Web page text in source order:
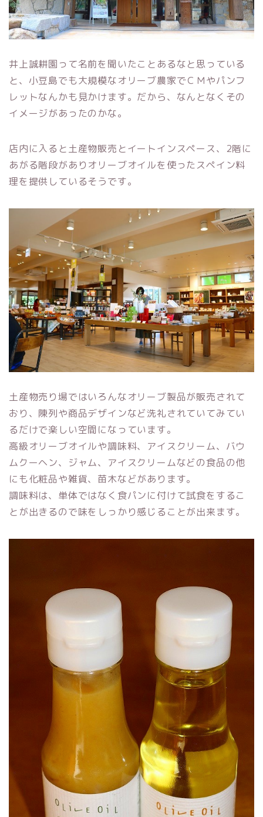
井上誠耕園って名前を聞いたことあるなと思っている
と、小豆島でも大規模なオリーブ農家でＣＭやパンフ
レットなんかも見かけます。だから、なんとなくその
イメージがあったのかな。
店内に入ると土産物販売とイートインスペース、2階に
あがる階段がありオリーブオイルを使ったスペイン料
理を提供しているそうです。
土産物売り場ではいろんなオリーブ製品が販売されて
おり、陳列や商品デザインなど洗礼されていてみてい
るだけで楽しい空間になっています。
高級オリーブオイルや調味料、アイスクリーム、バウ
ムクーヘン、ジャム、アイスクリームなどの食品の他
にも化粧品や雑貨、苗木などがあります。
調味料は、単体ではなく食パンに付けて試食をするこ
とが出きるので味をしっかり感じることが出来ます。